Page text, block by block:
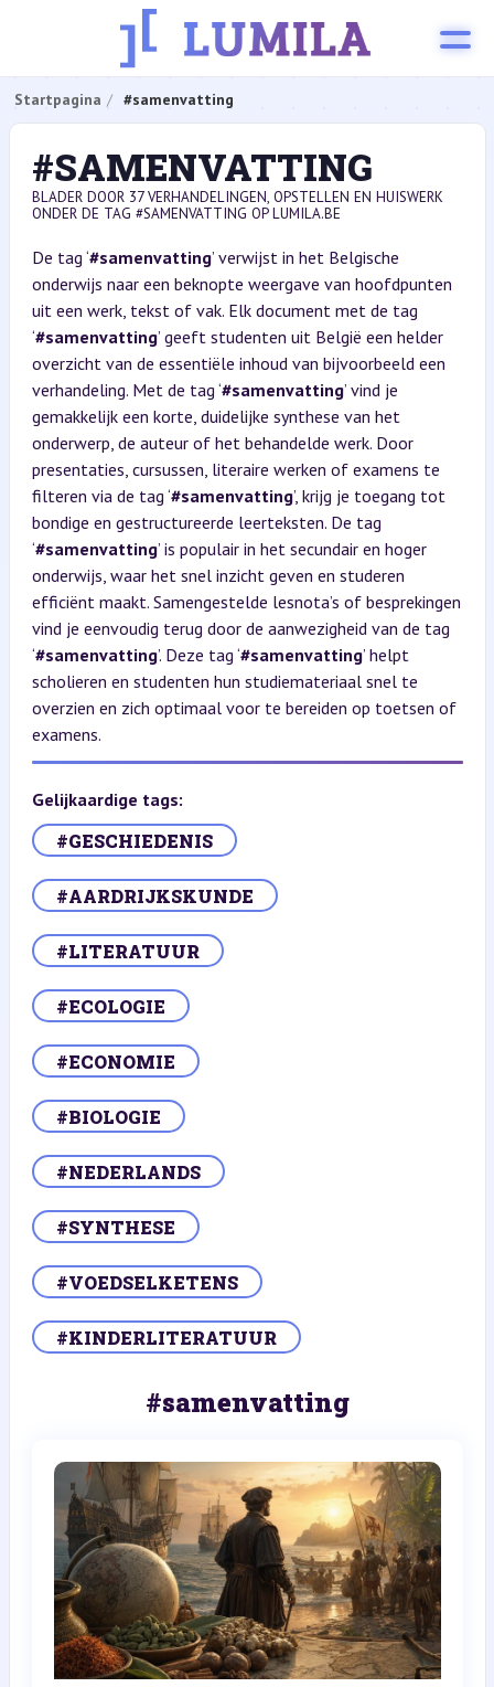
Startpagina #samenvatting
#SAMENVATTING
BLADER DOOR 37 VERHANDELINGEN, OPSTELLEN EN HUISWERK
ONDER DE TAG #SAMENVATTING OP LUMILA.BE
De tag ‘#samenvatting’ verwijst in het Belgische
onderwijs naar een beknopte weergave van hoofdpunten
uit een werk, tekst of vak. Elk document met de tag
‘#samenvatting’ geeft studenten uit België een helder
overzicht van de essentiële inhoud van bijvoorbeeld een
verhandeling. Met de tag ‘#samenvatting’ vind je
gemakkelijk een korte, duidelijke synthese van het
onderwerp, de auteur of het behandelde werk. Door
presentaties, cursussen, literaire werken of examens te
filteren via de tag ‘#samenvatting’, krijg je toegang tot
bondige en gestructureerde leerteksten. De tag
‘#samenvatting’ is populair in het secundair en hoger
onderwijs, waar het snel inzicht geven en studeren
efficiënt maakt. Samengestelde lesnota’s of besprekingen
vind je eenvoudig terug door de aanwezigheid van de tag
‘#samenvatting’. Deze tag ‘#samenvatting’ helpt
scholieren en studenten hun studiemateriaal snel te
overzien en zich optimaal voor te bereiden op toetsen of
examens.
Gelijkaardige tags:
#GESCHIEDENIS
#AARDRIJKSKUNDE
#LITERATUUR
#ECOLOGIE
#ECONOMIE
#BIOLOGIE
#NEDERLANDS
#SYNTHESE
#VOEDSELKETENS
#KINDERLITERATUUR
#samenvatting